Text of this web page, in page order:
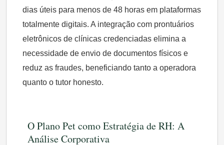
dias úteis para menos de 48 horas em plataformas
totalmente digitais. A integração com prontuários
eletrônicos de clínicas credenciadas elimina a
necessidade de envio de documentos físicos e
reduz as fraudes, beneficiando tanto a operadora
quanto o tutor honesto.
O Plano Pet como Estratégia de RH: A
Análise Corporativa